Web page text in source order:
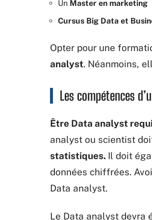
Un Master en marketing
Cursus Big Data et
Opter pour une
analyst. Néanmoins,
Les compétences
Être Data analyst
analyst ou scientist
statistiques. Il doit
données chiffrées.
Data analyst.
Le Data analyst devra